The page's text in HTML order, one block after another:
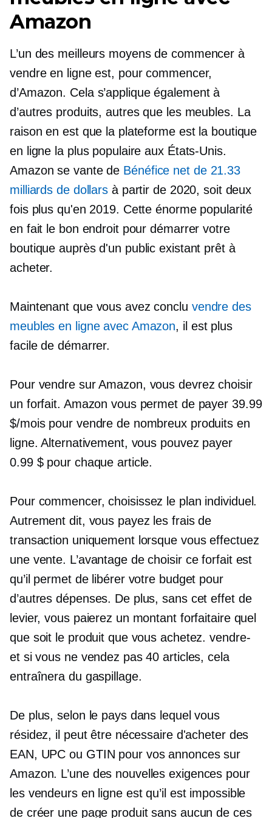
Amazon
L’un des meilleurs moyens de commencer à
vendre en ligne est, pour commencer,
d’Amazon. Cela s’applique également à
d’autres produits, autres que les meubles. La
raison en est que la plateforme est la boutique
en ligne la plus populaire aux États-Unis.
Amazon se vante de Bénéfice net de 21.33
milliards de dollars à partir de 2020, soit deux
fois plus qu'en 2019. Cette énorme popularité
en fait le bon endroit pour démarrer votre
boutique auprès d'un public existant prêt à
acheter.
Maintenant que vous avez conclu vendre des
meubles en ligne avec Amazon, il est plus
facile de démarrer.
Pour vendre sur Amazon, vous devrez choisir
un forfait. Amazon vous permet de payer 39.99
$/mois pour vendre de nombreux produits en
ligne. Alternativement, vous pouvez payer
0.99 $ pour chaque article.
Pour commencer, choisissez le plan individuel.
Autrement dit, vous payez les frais de
transaction uniquement lorsque vous effectuez
une vente. L’avantage de choisir ce forfait est
qu’il permet de libérer votre budget pour
d’autres dépenses. De plus, sans cet effet de
levier, vous paierez un montant forfaitaire quel
que soit le produit que vous achetez.vendre-
et si vous ne vendez pas 40 articles, cela
entraînera du gaspillage.
De plus, selon le pays dans lequel vous
résidez, il peut être nécessaire d'acheter des
EAN, UPC ou GTIN pour vos annonces sur
Amazon. L’une des nouvelles exigences pour
les vendeurs en ligne est qu’il est impossible
de créer une page produit sans aucun de ces